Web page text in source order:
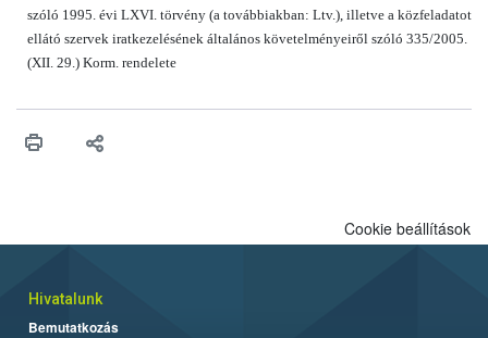
szóló 1995. évi LXVI. törvény (a továbbiakban: Ltv.), illetve a közfeladatot
ellátó szervek iratkezelésének általános követelményeiről szóló 335/2005.
(XII. 29.) Korm. rendelete
Cookie beállítások
Hivatalunk
Bemutatkozás